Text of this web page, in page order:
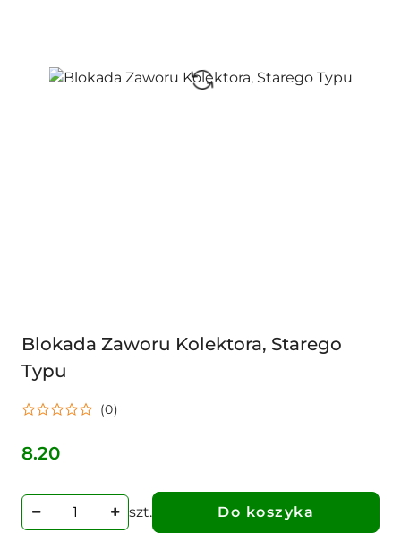
Blokada Zaworu Kolektora, Starego
Typu
(0)
Cena:
8.20
szt. Do koszyka